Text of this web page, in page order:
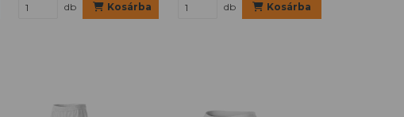
db Kosárba db Kosárba